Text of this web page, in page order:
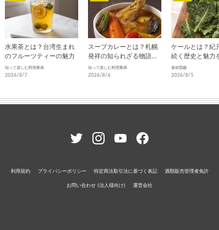
水果茶とは？台湾生まれ
のフルーツティーの魅力
知って楽しむ料理事典
2026/8/7
スープカレーとは？札幌
発祥の知られざる物語と
進化
知って楽しむ料理事典
2026/8/6
ケールとは？紀
続く歴史と魅力
食材図鑑
2026/8/5
利用規約 プライバシーポリシー 特定商法取引法に基づく表記 酒類販売管理者免許
お問い合わせ (法人様向け) 運営会社